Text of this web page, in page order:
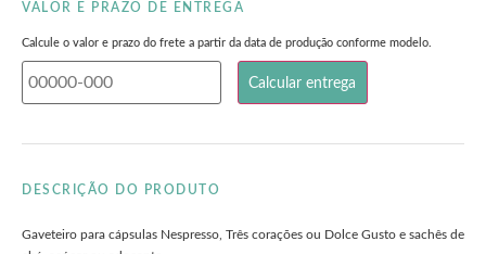
VALOR E PRAZO DE ENTREGA
Calcule o valor e prazo do frete a partir da data de produção conforme modelo.
DESCRIÇÃO DO PRODUTO
Gaveteiro para cápsulas Nespresso, Três corações ou Dolce Gusto e sachês de